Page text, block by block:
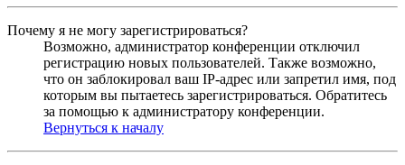
Почему я не могу зарегистрироваться?
Возможно, администратор конференции отключил
регистрацию новых пользователей. Также возможно,
что он заблокировал ваш IP-адрес или запретил имя, под
которым вы пытаетесь зарегистрироваться. Обратитесь
за помощью к администратору конференции.
Вернуться к началу